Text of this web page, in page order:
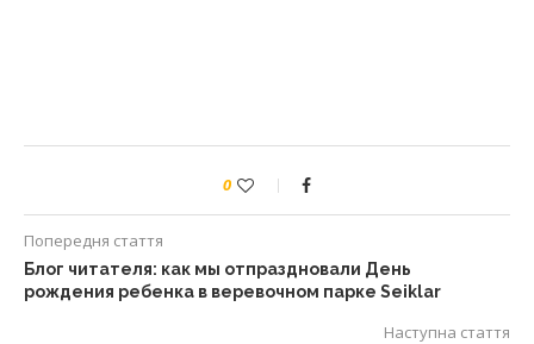
0
Попередня стаття
Блог читателя: как мы отпраздновали День
рождения ребенка в веревочном парке Seiklar
Наступна стаття